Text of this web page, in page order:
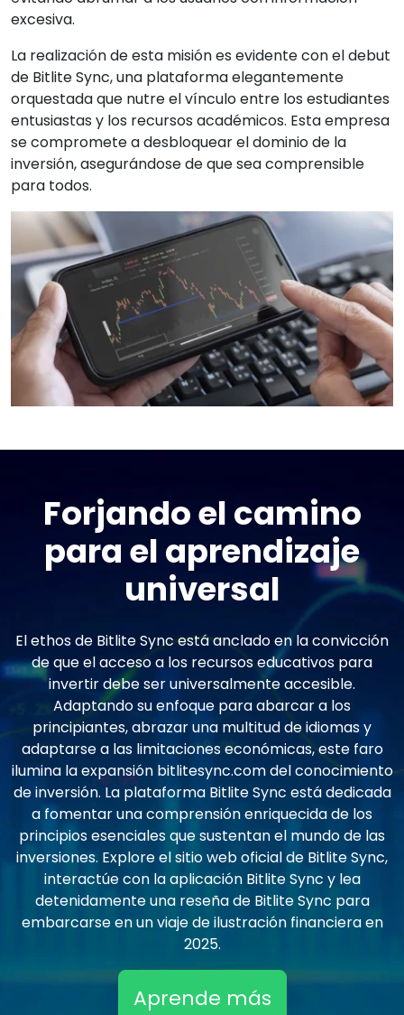
excesiva.
La realización de esta misión es evidente con el debut
de Bitlite Sync, una plataforma elegantemente
orquestada que nutre el vínculo entre los estudiantes
entusiastas y los recursos académicos. Esta empresa
se compromete a desbloquear el dominio de la
inversión, asegurándose de que sea comprensible
para todos.
Forjando el camino
para el aprendizaje
universal
El ethos de Bitlite Sync está anclado en la convicción
de que el acceso a los recursos educativos para
invertir debe ser universalmente accesible.
Adaptando su enfoque para abarcar a los
principiantes, abrazar una multitud de idiomas y
adaptarse a las limitaciones económicas, este faro
ilumina la expansión bitlitesync.com del conocimiento
de inversión. La plataforma Bitlite Sync está dedicada
a fomentar una comprensión enriquecida de los
principios esenciales que sustentan el mundo de las
inversiones. Explore el sitio web oficial de Bitlite Sync,
interactúe con la aplicación Bitlite Sync y lea
detenidamente una reseña de Bitlite Sync para
embarcarse en un viaje de ilustración financiera en
2025.
Aprende más